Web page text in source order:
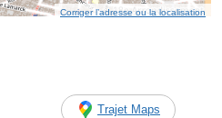
Corriger l’adresse ou la localisation
Trajet Maps